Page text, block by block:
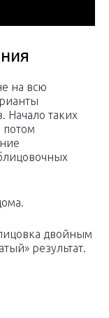
на всю
Начало таких
потом
двойным
результат.